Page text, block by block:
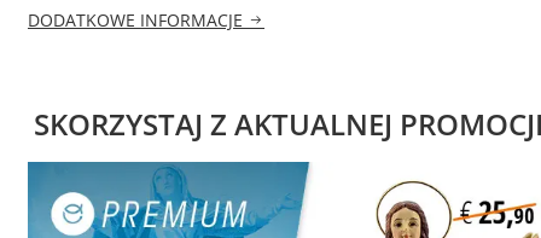
DODATKOWE INFORMACJE
SKORZYSTAJ Z AKTUALNEJ